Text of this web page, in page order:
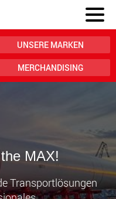
UNSERE MARKEN
MERCHANDISING
MAX!
Transportlösungen